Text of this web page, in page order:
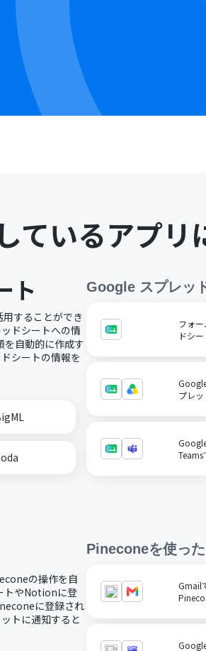
ているアプリ
ト
することができ
ドシートへの情
を自動的に作成す
シートの情報を
Google スプレッ
フォ
ドシ
プレ
の操作を自
トやNotionに登
に登録され
トに通知すると
Pineconeを使っ
Gmail